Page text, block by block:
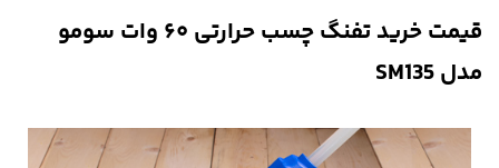
قیمت خرید تفنگ چسب حرارتی ۶۰ وات سومو
مدل SM135